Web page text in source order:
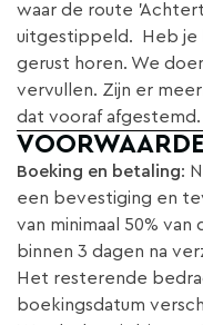
waar de route
uitgestippeld. Heb je
gerust horen. We
vervullen. Zijn er
dat vooraf afgestemd.
Boeking en betaling:
een bevestiging en
van minimaal 50%
binnen 3 dagen na
Het resterende
boekingsdatum